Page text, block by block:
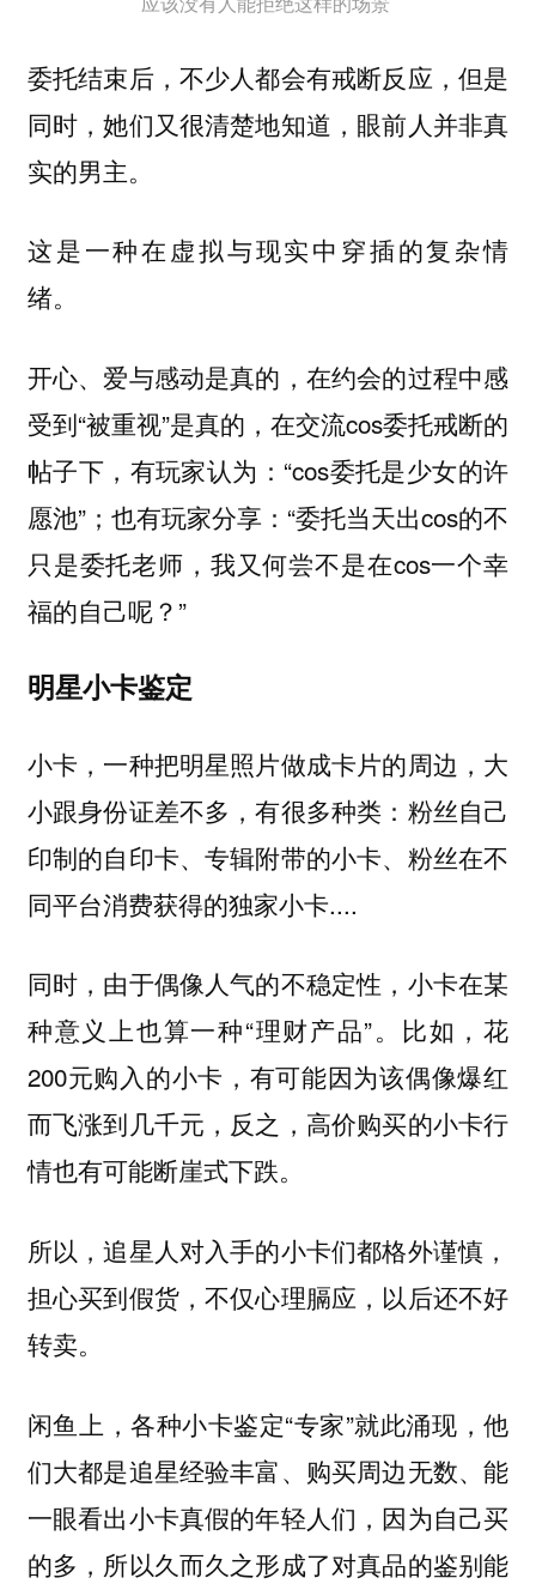
委托结束后，不少人都会有戒断反应，但是
同时，她们又很清楚地知道，眼前人并非真
实的男主。
这是一种在虚拟与现实中穿插的复杂情
绪。
开心、爱与感动是真的，在约会的过程中感
受到“被重视”是真的，在交流cos委托戒断的
帖子下，有玩家认为：“cos委托是少女的许
愿池”；也有玩家分享：“委托当天出cos的不
只是委托老师，我又何尝不是在cos一个幸
福的自己呢？”
明星小卡鉴定
小卡，一种把明星照片做成卡片的周边，大
小跟身份证差不多，有很多种类：粉丝自己
印制的自印卡、专辑附带的小卡、粉丝在不
同平台消费获得的独家小卡....
同时，由于偶像人气的不稳定性，小卡在某
种意义上也算一种“理财产品”。比如，花
200元购入的小卡，有可能因为该偶像爆红
而飞涨到几千元，反之，高价购买的小卡行
情也有可能断崖式下跌。
所以，追星人对入手的小卡们都格外谨慎，
担心买到假货，不仅心理膈应，以后还不好
转卖。
闲鱼上，各种小卡鉴定“专家”就此涌现，他
们大都是追星经验丰富、购买周边无数、能
一眼看出小卡真假的年轻人们，因为自己买
的多，所以久而久之形成了对真品的鉴别能